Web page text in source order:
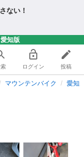
ない！
知版
ログイン 投稿
マウンテンバイク 愛知